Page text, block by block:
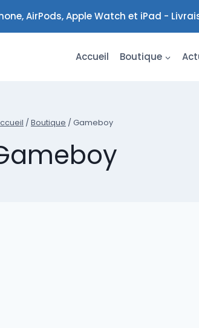
AirPods, Apple Watch et iPad -
Accueil Boutique
/ Boutique / Gameboy